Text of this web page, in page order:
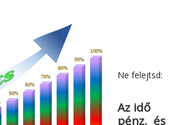
Ne felejtsd:
Az idő
pénz, és